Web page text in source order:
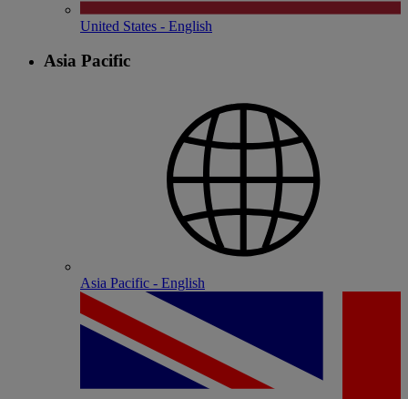
United States - English
Asia Pacific
Asia Pacific - English